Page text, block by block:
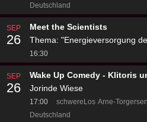
Deutschland
SEP
26
Meet the Scientists
Thema: "Energieversorgung
16:30
SEP
26
Wake Up Comedy - Klitoris
Jorinde Wiese
17:00 schwereLos Arne-
Deutschland